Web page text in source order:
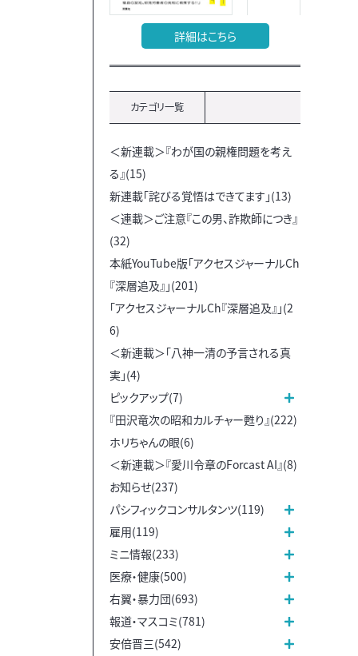
詳細はこちら
カテゴリ一覧
＜新連載＞『わが国の親権問題を考え
る』(15)
新連載「詫びる覚悟はできてます」(13)
＜連載＞ご注意『この男、詐欺師につき』
(32)
本紙YouTube版「アクセスジャーナルCh
『深層追及』」(201)
「アクセスジャーナルCh『深層追及』」(2
6)
＜新連載＞「八神一清の予言される真
実」(4)
ピックアップ(7)
『田沢竜次の昭和カルチャー甦り』(222)
ホリちゃんの眼(6)
＜新連載＞『愛川令章のForcast AI』(8)
お知らせ(237)
パシフィックコンサルタンツ(119)
雇用(119)
ミニ情報(233)
医療・健康(500)
右翼・暴力団(693)
報道・マスコミ(781)
安倍晋三(542)